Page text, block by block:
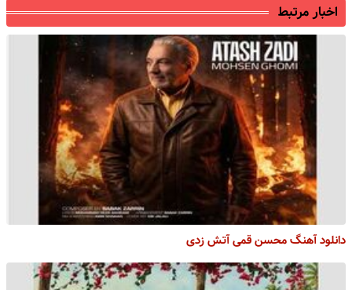
اخبار مرتبط
دانلود آهنگ محسن قمی آتش زدی